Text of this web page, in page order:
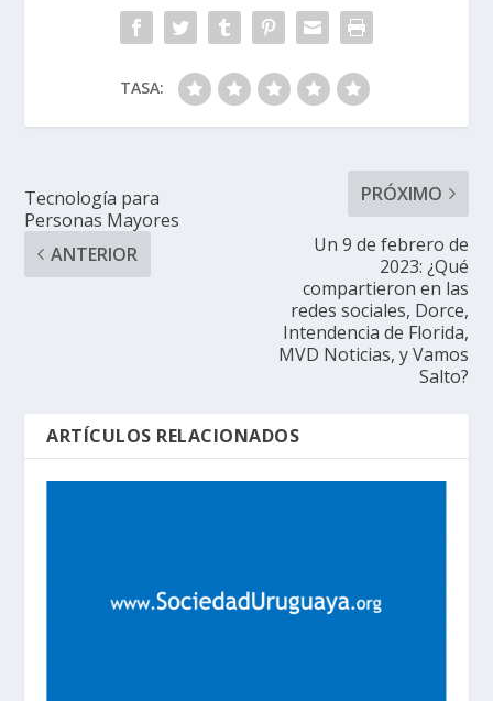
TASA:
Tecnología para
Personas Mayores
ANTERIOR
PRÓXIMO
Un 9 de febrero de
2023: ¿Qué
compartieron en las
redes sociales, Dorce,
Intendencia de Florida,
MVD Noticias, y Vamos
Salto?
ARTÍCULOS RELACIONADOS